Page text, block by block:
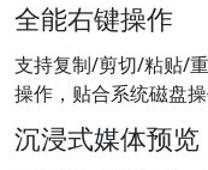
全能右键操作
支持复制/剪切/粘贴/
操作，贴合系统磁盘操
沉浸式媒体预览